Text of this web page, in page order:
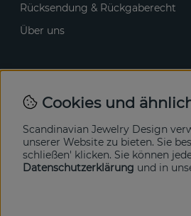
Rücksendung & Rückgaberecht
Über uns
Cookies und
Scandinavian Jewelry Design
unserer Website zu bieten. Sie
schließen' klicken. Sie können
Datenschutzerklärung und in